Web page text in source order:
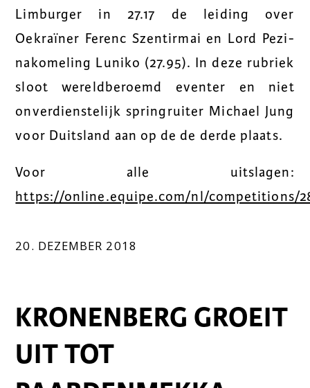
Limburger in 27.17 de leiding over
Oekraïner Ferenc Szentirmai en Lord Pezi-
nakomeling Luniko (27.95). In deze rubriek
sloot wereldberoemd eventer en niet
onverdienstelijk springruiter Michael Jung
voor Duitsland aan op de de derde plaats.
Voor alle uitslagen:
https://online.equipe.com/nl/competitions/
20. DEZEMBER 2018
KRONENBERG GROEIT
UIT TOT